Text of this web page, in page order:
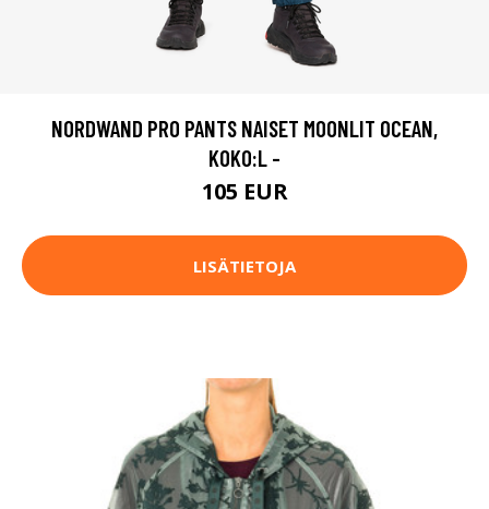
NORDWAND PRO PANTS NAISET MOONLIT OCEAN,
KOKO:L -
105 EUR
LISÄTIETOJA